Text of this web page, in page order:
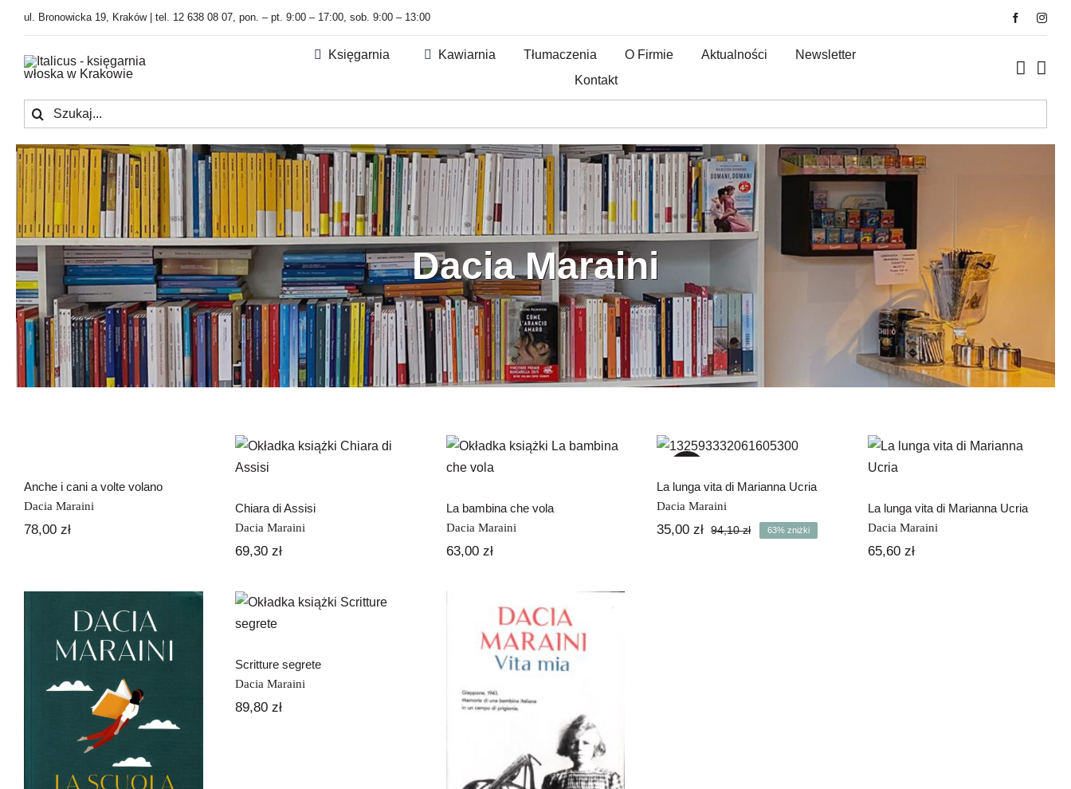
Przejdź
zawartości
ul. Bronowicka 19, Kraków | tel. 12 638 08 07, pon. – pt. 9:00 – 17:00, sob. 9:00 – 13:00
Księgarnia Kawiarnia Tłumaczenia O Firmie Aktualności
Newsletter
Kontakt
Szukaj
Dacia Maraini
Anche i cani a volte volano
Dacia Maraini
78,00 zł
Chiara di Assisi
Chiara di Assisi
Dacia Maraini
69,30 zł
La bambina che vola
La bambina che vola
Dacia Maraini
63,00 zł
La lunga vita di
Marianna Ucria
La lunga vita di Marianna Ucria
Dacia Maraini
94,10złPierwotna
35,00zł
Aktualna
63% zniżki
La lunga vita di
La lunga vita di Marianna Ucria
Dacia Maraini
65,60zł
La scuola ci salverà
Scritture segrete
Scritture segrete
Dacia Maraini
89,80 zł
Vita mia